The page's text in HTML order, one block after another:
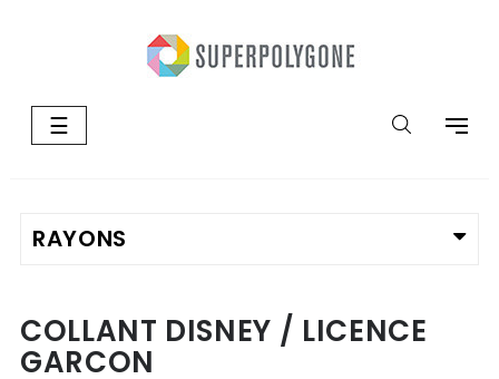
Basculer
la
☰
COLLANT DISNEY / LICENCE
GARCON